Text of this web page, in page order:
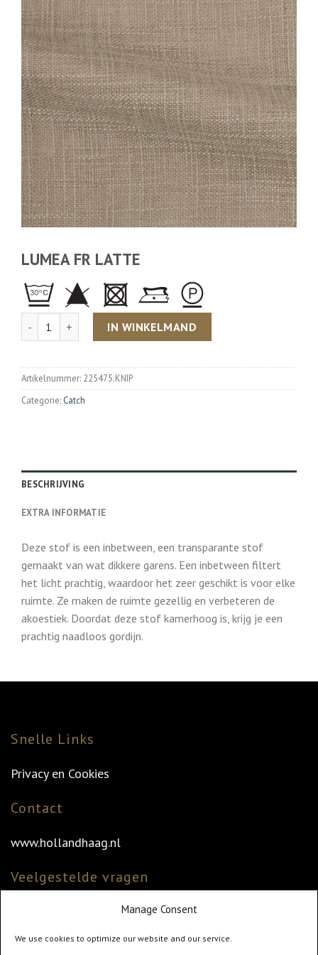
Manage Consent
We use cookies to optimize our website and our service.
LUMEA FR LATTE
Aantal IN WINKELMAND
Artikelnummer: 225475.KNIP
Categorie: Catch
BESCHRIJVING
EXTRA INFORMATIE
Deze stof is een inbetween, een transparante stof
gemaakt van wat dikkere garens. Een inbetween filtert
het licht prachtig, waardoor het zeer geschikt is voor elke
ruimte. Ze maken de ruimte gezellig en verbeteren de
akoestiek. Doordat deze stof kamerhoog is, krijg je een
prachtig naadloos gordijn.
Snelle Links
Privacy en Cookies
Contact
www.hollandhaag.nl
Veelgestelde vragen
Veelgestelde vragen